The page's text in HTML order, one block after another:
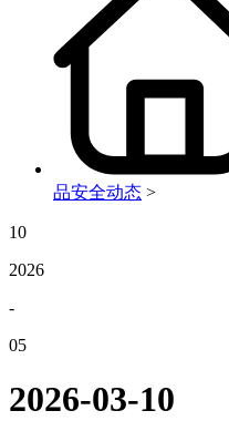
品安全动态 >
10
2026
-
05
2026-03-10